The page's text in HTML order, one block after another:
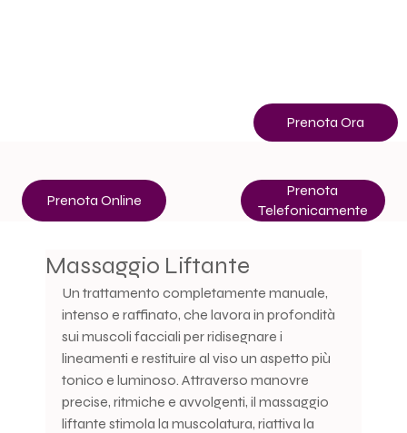
Prenota Ora
Prenota
Telefonicamente
Prenota Online
Massaggio Liftante
Un trattamento completamente manuale,
intenso e raffinato, che lavora in profondità
sui muscoli facciali per ridisegnare i
lineamenti e restituire al viso un aspetto più
tonico e luminoso. Attraverso manovre
precise, ritmiche e avvolgenti, il massaggio
liftante stimola la muscolatura, riattiva la